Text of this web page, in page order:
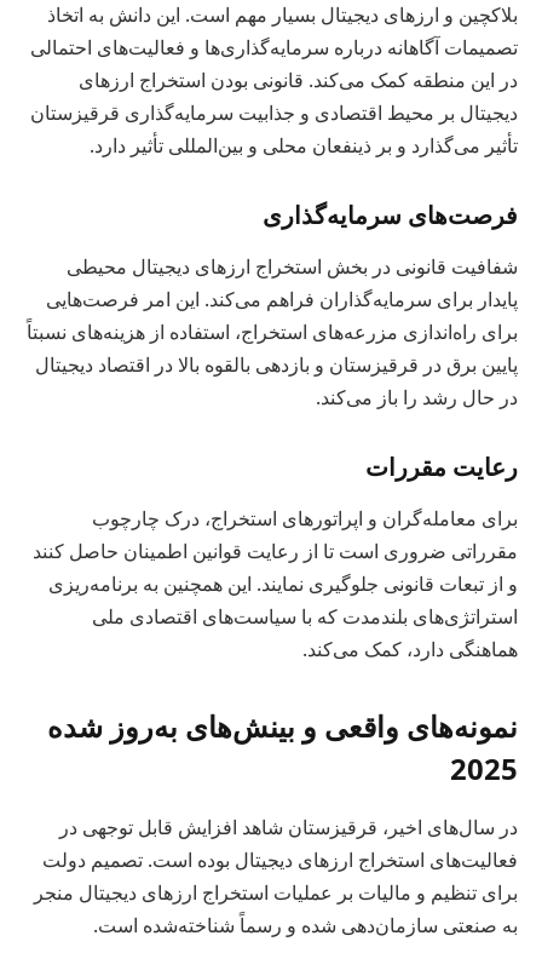
بلاکچین و ارزهای دیجیتال بسیار مهم است. این دانش به اتخاذ
تصمیمات آگاهانه درباره سرمایه‌گذاری‌ها و فعالیت‌های احتمالی
در این منطقه کمک می‌کند. قانونی بودن استخراج ارزهای
دیجیتال بر محیط اقتصادی و جذابیت سرمایه‌گذاری قرقیزستان
تأثیر می‌گذارد و بر ذینفعان محلی و بین‌المللی تأثیر دارد.
فرصت‌های سرمایه‌گذاری
شفافیت قانونی در بخش استخراج ارزهای دیجیتال محیطی
پایدار برای سرمایه‌گذاران فراهم می‌کند. این امر فرصت‌هایی
برای راه‌اندازی مزرعه‌های استخراج، استفاده از هزینه‌های نسبتاً
پایین برق در قرقیزستان و بازدهی بالقوه بالا در اقتصاد دیجیتال
در حال رشد را باز می‌کند.
رعایت مقررات
برای معامله‌گران و اپراتورهای استخراج، درک چارچوب
مقرراتی ضروری است تا از رعایت قوانین اطمینان حاصل کنند
و از تبعات قانونی جلوگیری نمایند. این همچنین به برنامه‌ریزی
استراتژی‌های بلندمدت که با سیاست‌های اقتصادی ملی
هماهنگی دارد، کمک می‌کند.
نمونه‌های واقعی و بینش‌های به‌روز شده
2025
در سال‌های اخیر، قرقیزستان شاهد افزایش قابل توجهی در
فعالیت‌های استخراج ارزهای دیجیتال بوده است. تصمیم دولت
برای تنظیم و مالیات بر عملیات استخراج ارزهای دیجیتال منجر
به صنعتی سازمان‌دهی شده و رسماً شناخته‌شده است.